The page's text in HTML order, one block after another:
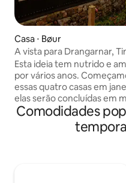
Casa ⋅ Bøur
A vista para Drangarnar,
Mykines
Esta ideia tem nutrido e
por vários anos.
essas quatro casas em
elas serão concluídas em
As antigas casas Faroese
à paisagem geral
naturalmente visamos
Comodidades